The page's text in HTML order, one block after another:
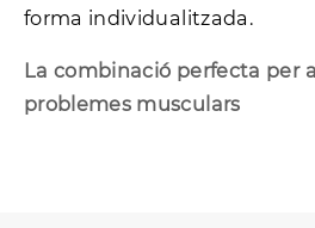
forma individualitzada.
La combinació perfecta per
problemes musculars